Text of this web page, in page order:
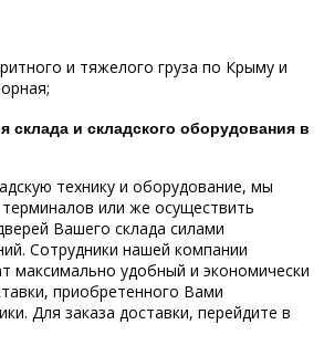
и тяжелого груза по Крыму и
склада и складского оборудования в
технику и оборудование, мы
или же осуществить
Вашего склада силами
Сотрудники нашей компании
максимально удобный и экономически
приобретенного Вами
Для заказа доставки, перейдите в